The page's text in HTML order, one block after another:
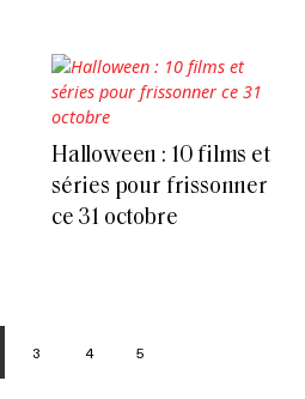
Halloween : 10 films et
séries pour frissonner
ce 31 octobre
3 4 5